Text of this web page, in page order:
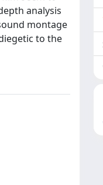
analysis
montage
to the